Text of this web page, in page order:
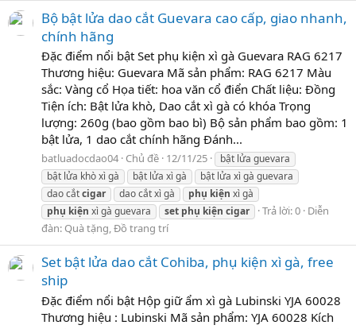
Bộ bật lửa dao cắt Guevara cao cấp, giao nhanh,
chính hãng
Đặc điểm nổi bật Set phụ kiện xì gà Guevara RAG 6217
Thương hiệu: Guevara Mã sản phẩm: RAG 6217 Màu
sắc: Vàng cổ Họa tiết: hoa văn cổ điển Chất liệu: Đồng
Tiện ích: Bật lửa khò, Dao cắt xì gà có khóa Trọng
lượng: 260g (bao gồm bao bì) Bộ sản phẩm bao gồm: 1
bật lửa, 1 dao cắt chính hãng Đánh...
batluadocdao04 Chủ đề 12/11/25
bật lửa guevara
bật lửa khò xì gà
bật lửa xì gà
bật lửa xì gà guevara
dao cắtcigar dao cắt xì gà phụ kiện xì gà
phụ kiện xì gà guevara set phụ kiện cigar Trả lời: 0 Diễn
đàn: Quà tặng, Đồ trang trí
Set bật lửa dao cắt Cohiba, phụ kiện xì gà, free
ship
Đặc điểm nổi bật Hộp giữ ẩm xì gà Lubinski YJA 60028
Thương hiệu : Lubinski Mã sản phẩm: YJA 60028 Kích